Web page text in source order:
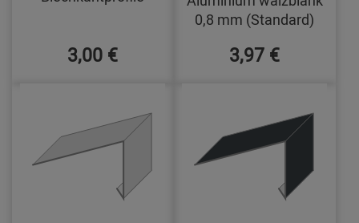
3,00 €
0,8 mm (Standard)
3,97 €